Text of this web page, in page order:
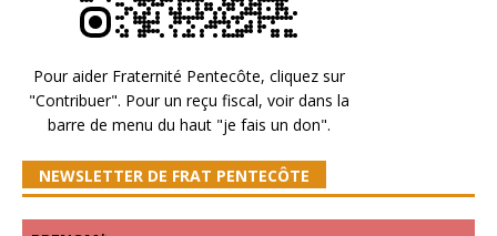
Pour aider Fraternité Pentecôte, cliquez sur
"Contribuer". Pour un reçu fiscal, voir dans la
barre de menu du haut "je fais un don".
NEWSLETTER DE FRAT PENTECÔTE